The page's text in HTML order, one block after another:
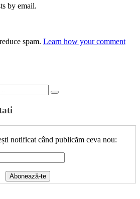
by email.
spam. Learn how your comment
notificat când publicăm ceva nou: